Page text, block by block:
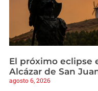
El próximo eclipse
Alcázar de San
agosto 6, 2026